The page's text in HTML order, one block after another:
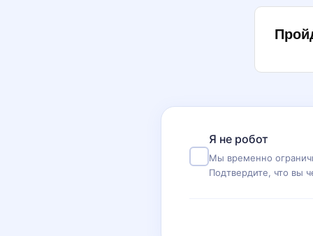
Я не робот
Мы временно
Подтвердите, что вы